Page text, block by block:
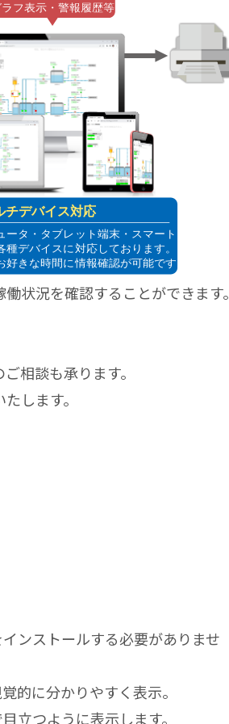
状況を確認することができます。
相談も承ります。
します。
ンストールする必要がありませ
的に分かりやすく表示。
立つように表示します。